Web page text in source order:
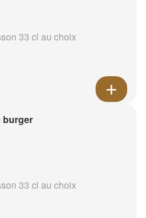
33 cl au choix
burger
33 cl au choix